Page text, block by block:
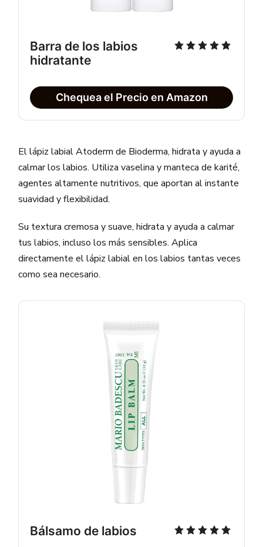
Barra de los labios
hidratante
Chequea el Precio en Amazon
El lápiz labial Atoderm de Bioderma, hidrata y ayuda a
calmar los labios. Utiliza vaselina y manteca de karité,
agentes altamente nutritivos, que aportan al instante
suavidad y flexibilidad.
Su textura cremosa y suave, hidrata y ayuda a calmar
tus labios, incluso los más sensibles. Aplica
directamente el lápiz labial en los labios tantas veces
como sea necesario.
Bálsamo de labios